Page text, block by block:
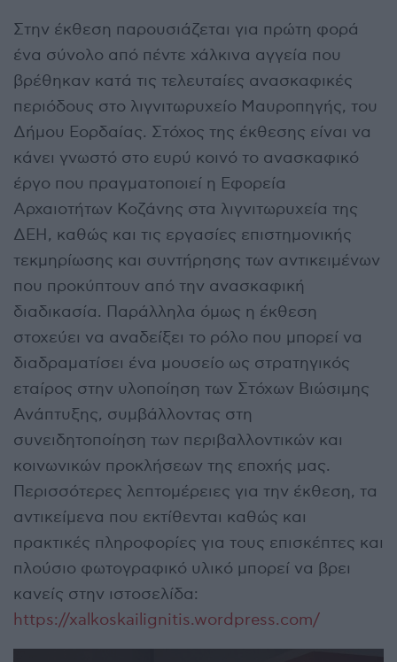
Στην έκθεση παρουσιάζεται για πρώτη φορά
ένα σύνολο από πέντε χάλκινα αγγεία που
βρέθηκαν κατά τις τελευταίες ανασκαφικές
περιόδους στο λιγνιτωρυχείο Μαυροπηγής, του
Δήμου Εορδαίας. Στόχος της έκθεσης είναι να
κάνει γνωστό στο ευρύ κοινό το ανασκαφικό
έργο που πραγματοποιεί η Εφορεία
Αρχαιοτήτων Κοζάνης στα λιγνιτωρυχεία της
ΔΕΗ, καθώς και τις εργασίες επιστημονικής
τεκμηρίωσης και συντήρησης των αντικειμένων
που προκύπτουν από την ανασκαφική
διαδικασία. Παράλληλα όμως η έκθεση
στοχεύει να αναδείξει το ρόλο που μπορεί να
διαδραματίσει ένα μουσείο ως στρατηγικός
εταίρος στην υλοποίηση των Στόχων Βιώσιμης
Ανάπτυξης, συμβάλλοντας στη
συνειδητοποίηση των περιβαλλοντικών και
κοινωνικών προκλήσεων της εποχής μας.
Περισσότερες λεπτομέρειες για την έκθεση, τα
αντικείμενα που εκτίθενται καθώς και
πρακτικές πληροφορίες για τους επισκέπτες και
πλούσιο φωτογραφικό υλικό μπορεί να βρει
κανείς στην ιστοσελίδα:
https://xalkoskailignitis.wordpress.com/